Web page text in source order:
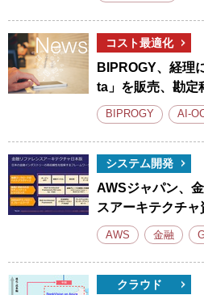
コスト最適化
BIPROGY、経理
ta」を販売、勘定
BIPROGY AI-
システム開発
AWSジャパン、
スアーキテクチ
AWS 金融
クラウド